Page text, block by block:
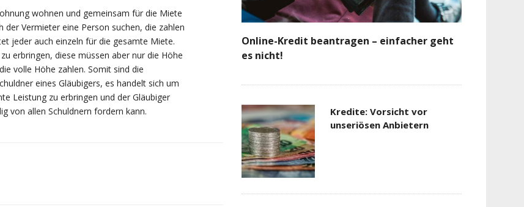
wohnen und gemeinsam für die Miete
Vermieter eine Person suchen, die zahlen
jeder auch einzeln für die gesamte Miete.
erbringen, diese müssen aber nur die Höhe
volle Höhe zahlen. Somit sind die
eines Gläubigers, es handelt sich um
Leistung zu erbringen und der Gläubiger
von allen Schuldnern fordern kann.
Online-Kredit beantragen – einfacher geht
es nicht!
Kredite: Vorsicht vor
unseriösen Anbietern